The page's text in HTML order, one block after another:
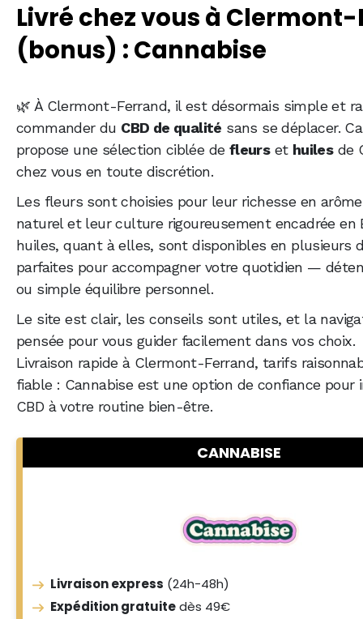
Livré chez vous à
(bonus) : Cannabise
🌿 À Clermont-Ferrand, il est désormais simple et
commander du CBD de qualité sans se déplacer.
propose une sélection ciblée de fleurset huilesde
chez vous en toute discrétion.
Les fleurs sont choisies pour leur richesse en
naturel et leur culture rigoureusement encadrée en
huiles, quant à elles, sont disponibles en plusieurs
parfaites pour accompagner votre quotidien —
ou simple équilibre personnel.
Le site est clair, les conseils sont utiles, et la
pensée pour vous guider facilement dans vos choix.
Livraison rapide à Clermont-Ferrand, tarifs
fiable : Cannabise est une option de confiance pour
CBD à votre routine bien-être.
CANNABISE
Livraison express (24h-48h)
Expédition gratuitedès 49€